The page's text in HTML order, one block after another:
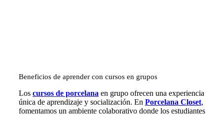
Beneficios de aprender con cursos en grupos
Los cursos de porcelana en grupo ofrecen una experiencia
única de aprendizaje y socialización. En Porcelana Closet,
fomentamos un ambiente colaborativo donde los estudiantes